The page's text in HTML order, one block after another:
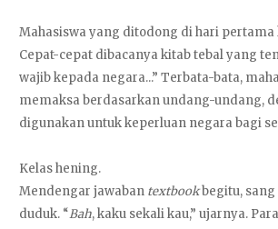
Mahasiswa yang ditodong di hari
Cepat-cepat dibacanya kitab tebal yang
wajib kepada negara...” Terbata-bata,
memaksa berdasarkan undang-undang,
digunakan untuk keperluan negara bagi
Kelas hening.
Mendengar jawaban textbookbegitu, sang
duduk. “Bah, kaku sekali kau,” ujarnya.